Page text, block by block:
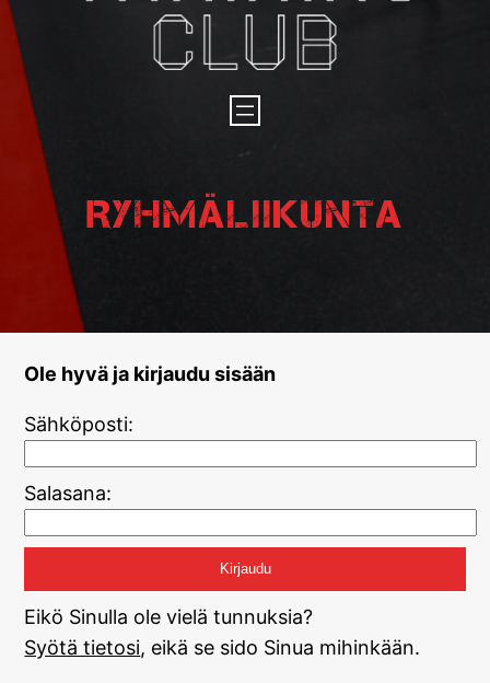
Ryhmäliikunta
Ole hyvä ja kirjaudu sisään
Sähköposti:
Salasana:
Eikö Sinulla ole vielä tunnuksia?
Syötä tietosi, eikä se sido Sinua mihinkään.